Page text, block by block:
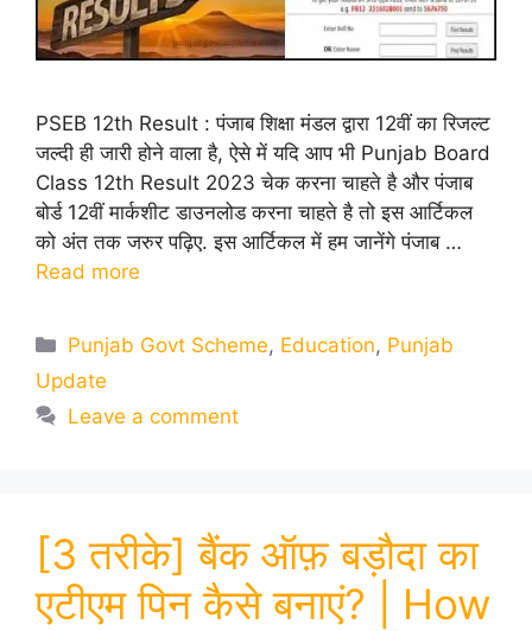
PSEB 12th Result : पंजाब शिक्षा मंडल द्वारा 12वीं का रिजल्ट
जल्दी ही जारी होने वाला है, ऐसे में यदि आप भी Punjab Board
Class 12th Result 2023 चेक करना चाहते है और पंजाब
बोर्ड 12वीं मार्कशीट डाउनलोड करना चाहते है तो इस आर्टिकल
को अंत तक जरुर पढ़िए. इस आर्टिकल में हम जानेंगे पंजाब …
Read more
Categories
Punjab Govt Scheme, Education, Punjab
Update
Leave a comment
[3 तरीके] बैंक ऑफ़ बड़ौदा का
एटीएम पिन कैसे बनाएं? | How